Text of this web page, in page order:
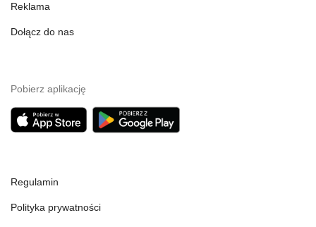
Reklama
Dołącz do nas
Pobierz aplikację
Regulamin
Polityka prywatności